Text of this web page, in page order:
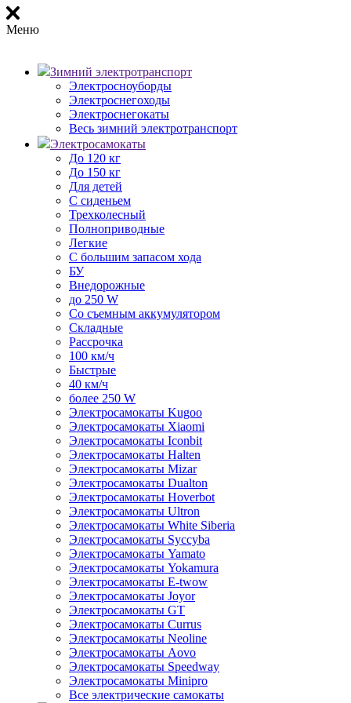
Меню
Зимний электротранспорт
Электросноуборды
Электроснегоходы
Электроснегокаты
Весь зимний электротранспорт
Электросамокаты
До 120 кг
До 150 кг
Для детей
С сиденьем
Трехколесный
Полноприводные
Легкие
С большим запасом хода
БУ
Внедорожные
до 250 W
Со съемным аккумулятором
Складные
Рассрочка
100 км/ч
Быстрые
40 км/ч
более 250 W
Электросамокаты Kugoo
Электросамокаты Xiaomi
Электросамокаты Iconbit
Электросамокаты Halten
Электросамокаты Mizar
Электросамокаты Dualton
Электросамокаты Hoverbot
Электросамокаты Ultron
Электросамокаты White Siberia
Электросамокаты Syccyba
Электросамокаты Yamato
Электросамокаты Yokamura
Электросамокаты E-twow
Электросамокаты Joyor
Электросамокаты GT
Электросамокаты Currus
Электросамокаты Neoline
Электросамокаты Aovo
Электросамокаты Speedway
Электросамокаты Minipro
Все электрические самокаты